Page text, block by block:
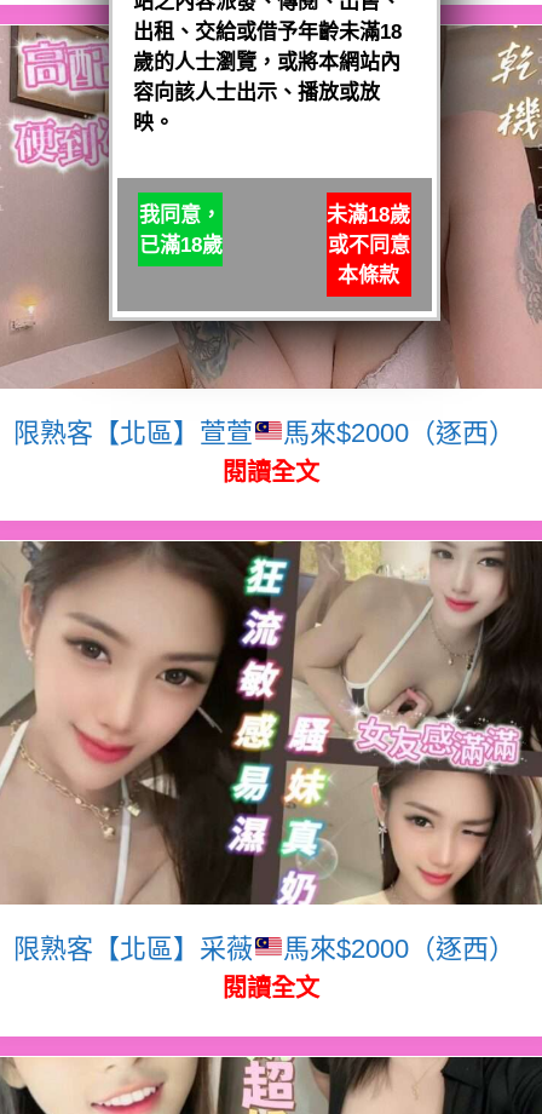
限熟客【北區】萱萱 馬來$2000（逐西）
閱讀全文
限熟客【北區】采薇 馬來$2000（逐西）
閱讀全文
出租、交給或借予年齡未滿18
歲的人士瀏覽，或將本網站內
容向該人士出示、播放或放
映。
我同意，
已滿18歲
未滿18歲
或不同意
本條款